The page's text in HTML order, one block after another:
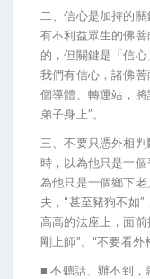
二、信心是加持的
有不利益眾生的佛
的，但關鍵是「信
我們有信心，諸佛菩
個導體、轉運站，
弟子身上”。
三、不要只憑外相
時，以為他只是一
為他只是一個鄉下
夫，“甚至豬狗不如
高高的法座上，面
剛上師”。“不要看外
■ 不聽話、辦不到，